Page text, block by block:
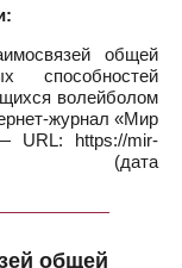
общей
способностей
волейболом
журнал «Мир
https://mir-
(дата
общей